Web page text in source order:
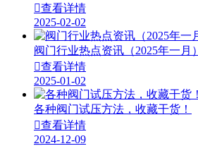
查看详情
2025-02-02
阀门行业热点资讯（2025年一月）
查看详情
2025-01-02
各种阀门试压方法，收藏干货！
查看详情
2024-12-09